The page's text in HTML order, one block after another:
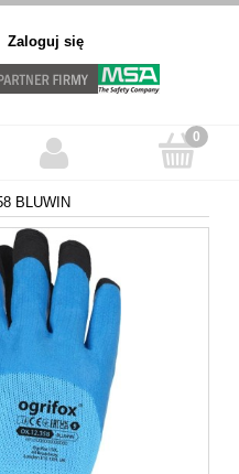
Zaloguj się
BLUWIN